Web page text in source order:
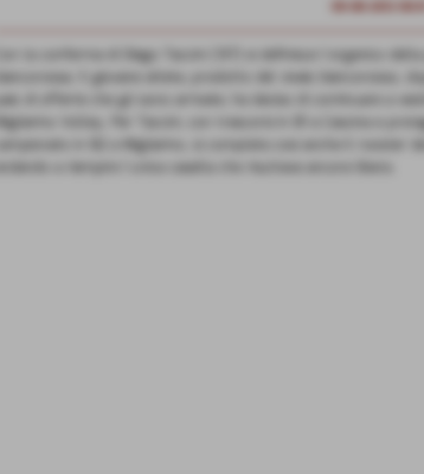
Con la conferma di Diego Taccini (´87) si definisce l´organico della
paio di offerte che gli sono arrivate, ha deciso di continuare a
Migliarino Volley. Per Taccini, con trascorsi in B1 a Cascina e
campionato in B2 a Migliarino, si completa cosi anche il rooster